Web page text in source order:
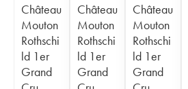
Château
Mouton
Rothschi
ld 1er
Grand
Château
Mouton
Rothschi
ld 1er
Grand
Château
Mouton
Rothschi
ld 1er
Grand